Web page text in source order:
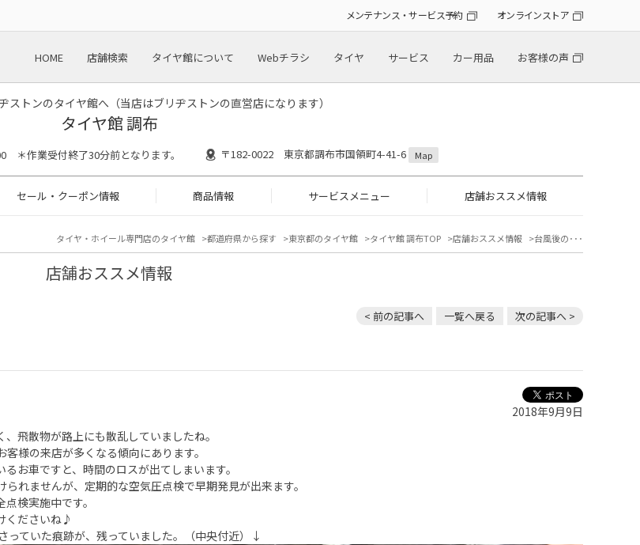
メンテナンス・サービス予約 オンラインストア
HOME 店舗検索 タイヤ館について Webチラシ タイヤ サービス カー用品 お客様の声
ストンのタイヤ館へ（当店はブリヂストンの直営店になります）
タイヤ館 調布
＊作業受付終了30分前となります。 〒182-0022 東京都調布市国領町4-41-6 Map
セール・クーポン情報 商品情報 サービスメニュー 店舗おススメ情報
タイヤ・ホイール専門店のタイヤ館 都道府県から探す 東京都のタイヤ館 タイヤ館 調布TOP 店舗おススメ情報 台風後の･･･
店舗おススメ情報
< 前の記事へ 一覧へ戻る 次の記事へ >
2018年9月9日
飛散物が路上にも散乱していましたね。
様の来店が多くなる傾向にあります。
お車ですと、時間のロスが出てしまいます。
れませんが、定期的な空気圧点検で早期発見が出来ます。
検実施中です。
くださいね♪
っていた痕跡が、残っていました。（中央付近）↓